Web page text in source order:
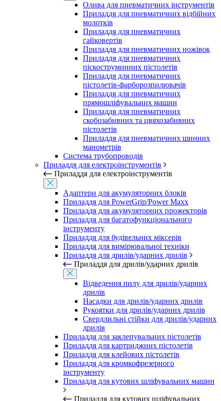
Олива для пневматичних інструментів
Приладдя для пневматичних відбійних
молотків
Приладдя для пневматичних
гайковертів
Приладдя для пневматичних ножівок
Приладдя для пневматичних
піскоструминних пістолетів
Приладдя для пневматичних
пістолетів-фарборозпилювачів
Приладдя для пневматичних
прямошліфувальних машин
Приладдя для пневматичних
скобозабивних та цвяхозабивних
пістолетів
Приладдя для пневматичних шинних
манометрів
Система трубопроводів
Приладдя для електроінструментів
Приладдя для електроінструментів
Адаптери для акумуляторних блоків
Приладдя для PowerGrip/Power Maxx
Приладдя для акумуляторних прожекторів
Приладдя для багатофункціонального
інструменту
Приладдя для будівельних міксерів
Приладдя для вимірювальної техніки
Приладдя для дрилів/ударних дрилів
Приладдя для дрилів/ударних дрилів
Відведення пилу для дрилів/ударних
дрилів
Насадки для дрилів/ударних дрилів
Рукоятки для дрилів/ударних дрилів
Свердлильні стійки для дрилів/ударних
дрилів
Приладдя для заклепувальних пістолетів
Приладдя для картриджних пістолетів
Приладдя для клейових пістолетів
Приладдя для кромкофрезерного
інструменту
Приладдя для кутових шліфувальних машин
Приладдя для кутових шліфувальних